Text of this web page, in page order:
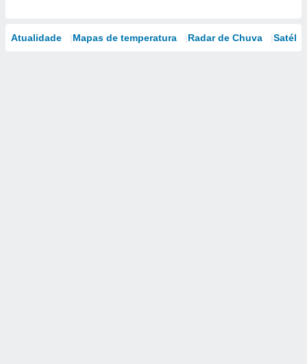
Atualidade Mapas de temperatura Radar de Chuva